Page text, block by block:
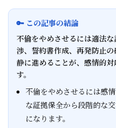
🔑 この記事の結論
不倫をやめさせるには適法
渉、誓約書作成、再発防止
静に進めることが、感情的
す。
不倫をやめさせるには感
な証拠保全から段階的な
になります。